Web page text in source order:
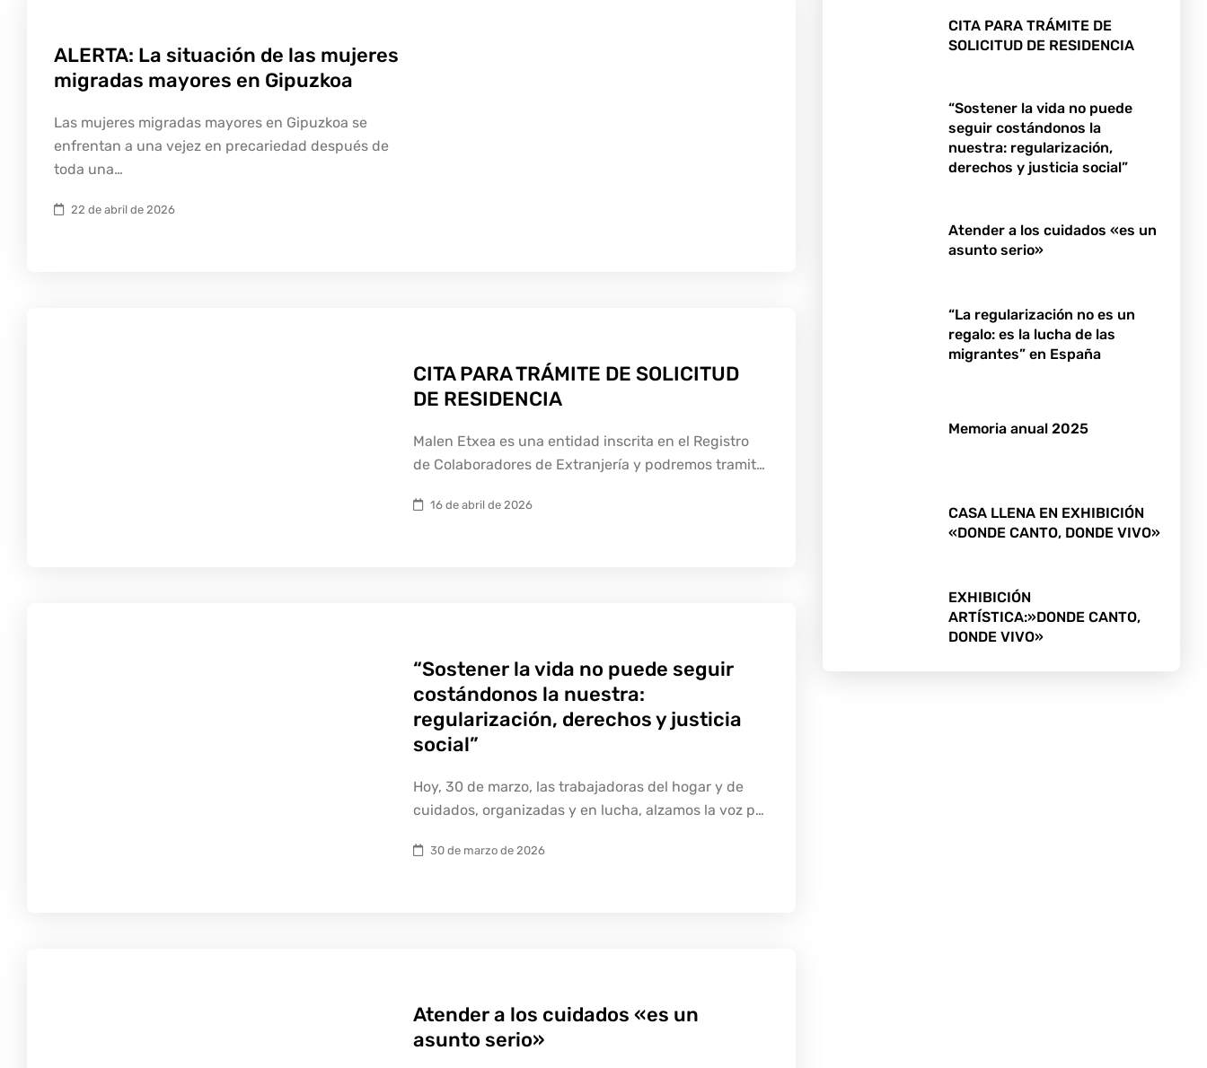
ALERTA: La situación de las mujeres
migradas mayores en Gipuzkoa
Las mujeres migradas mayores en Gipuzkoa se
enfrentan a una vejez en precariedad después de
toda una…
22 de abril de 2026
CITA PARA TRÁMITE DE SOLICITUD
DE RESIDENCIA
Malen Etxea es una entidad inscrita en el Registro
de Colaboradores de Extranjería y podremos tramit…
16 de abril de 2026
“Sostener la vida no puede seguir
costándonos la nuestra:
regularización, derechos y justicia
social”
Hoy, 30 de marzo, las trabajadoras del hogar y de
cuidados, organizadas y en lucha, alzamos la voz p…
30 de marzo de 2026
Atender a los cuidados «es un
asunto serio»
CITA PARA TRÁMITE DE
SOLICITUD DE RESIDENCIA
“Sostener la vida no puede
seguir costándonos la
nuestra: regularización,
derechos y justicia social”
Atender a los cuidados «es un
asunto serio»
“La regularización no es un
regalo: es la lucha de las
migrantes” en España
Memoria anual 2025
CASA LLENA EN EXHIBICIÓN
«DONDE CANTO, DONDE VIVO»
EXHIBICIÓN
ARTÍSTICA:»DONDE CANTO,
DONDE VIVO»